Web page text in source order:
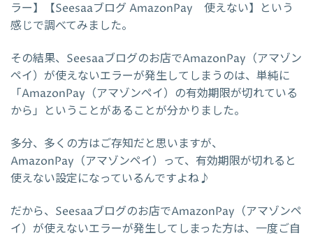
ラー】【Seesaaブログ AmazonPay 使えない】という
感じで調べてみました。
その結果、Seesaaブログのお店でAmazonPay（アマゾン
ペイ）が使えないエラーが発生してしまうのは、単純に
「AmazonPay（アマゾンペイ）の有効期限が切れている
から」ということがあることが分かりました。
多分、多くの方はご存知だと思いますが、
AmazonPay（アマゾンペイ）って、有効期限が切れると
使えない設定になっているんですよね♪
だから、Seesaaブログのお店でAmazonPay（アマゾンペ
イ）が使えないエラーが発生してしまった方は、一度ご自